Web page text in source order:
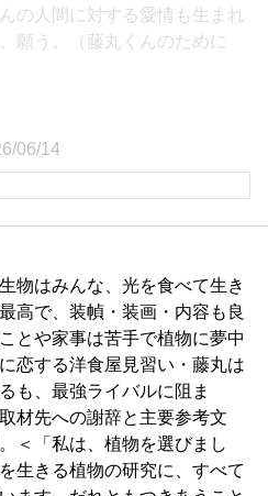
の人間に対する愛情も生まれ
願う。（藤丸くんのために
06/14
物はみんな、光を食べて生き
高で、装幀・装画・内容も良
とや家事は苦手で植物に夢中
恋する洋食屋見習い・藤丸は
も、最強ライバルに阻ま
材先への謝辞と主要参考文
＜「私は、植物を選びまし
生きる植物の研究に、すべて